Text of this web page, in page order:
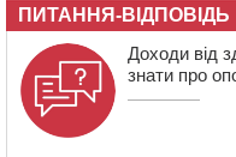
10:56 Захисника зі
Авдіївку,
10:10 На Черкащині
мопедом: двоє
ПИТАННЯ-ВІДПОВІДЬ
Доходи від
знати про